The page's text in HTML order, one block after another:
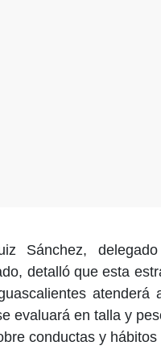
Sánchez,
detalló que esta
evaluará en talla y
conductas y